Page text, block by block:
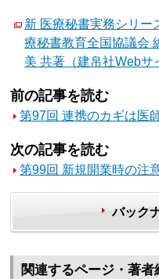
新 医療秘書実務シリー
療秘書教育全国協議会
美 共著（建帛社Webサ
前の記事を読む
第97回 連携のカギは医
次の記事を読む
第99回 新規開業時の注
バック
関連するページ・著者